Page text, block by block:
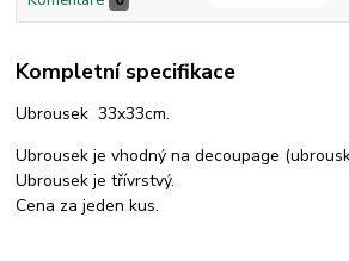
Kompletní specifikace
Ubrousek 33x33cm.
Ubrousek je vhodný na decoupage
Ubrousek je třívrstvý.
Cena za jeden kus.